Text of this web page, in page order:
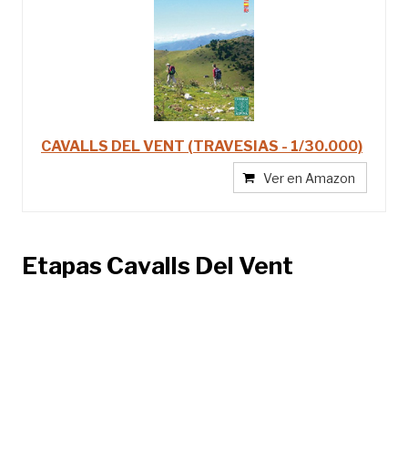
CAVALLS DEL VENT (TRAVESIAS - 1/30.000)
Ver en Amazon
Etapas Cavalls Del Vent